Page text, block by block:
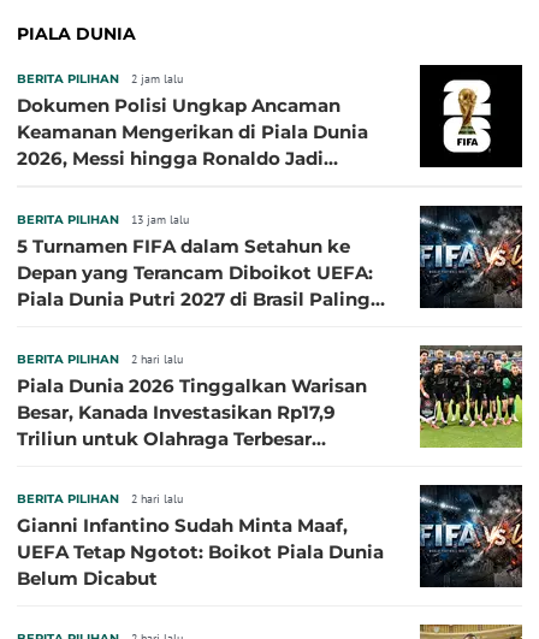
PIALA DUNIA
BERITA PILIHAN 2 jam lalu
Dokumen Polisi Ungkap Ancaman
Keamanan Mengerikan di Piala Dunia
2026, Messi hingga Ronaldo Jadi
BERITA PILIHAN 13 jam lalu
5 Turnamen FIFA dalam Setahun ke
Depan yang Terancam Diboikot UEFA:
Piala Dunia Putri 2027 di Brasil Paling
BERITA PILIHAN 2 hari lalu
Piala Dunia 2026 Tinggalkan Warisan
Besar, Kanada Investasikan Rp17,9
Triliun untuk Olahraga Terbesar
BERITA PILIHAN 2 hari lalu
Gianni Infantino Sudah Minta Maaf,
UEFA Tetap Ngotot: Boikot Piala Dunia
Belum Dicabut